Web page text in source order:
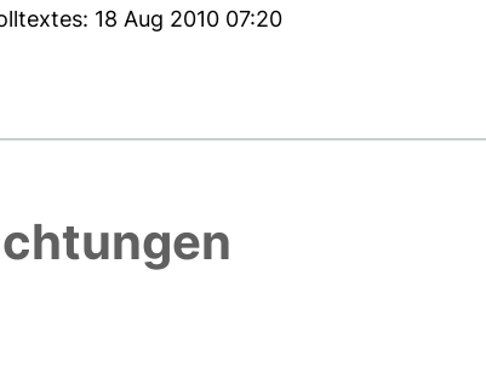
18 Aug 2010 07:20